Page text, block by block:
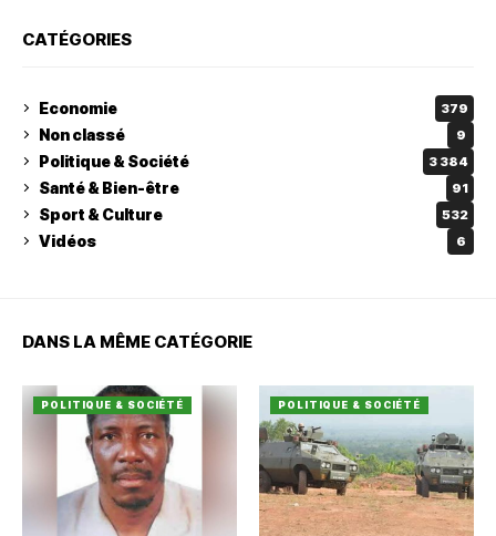
CATÉGORIES
Economie 379
Non classé 9
Politique & Société 3 384
Santé & Bien-être 91
Sport & Culture 532
Vidéos 6
DANS LA MÊME CATÉGORIE
POLITIQUE & SOCIÉTÉ POLITIQUE & SOCIÉTÉ